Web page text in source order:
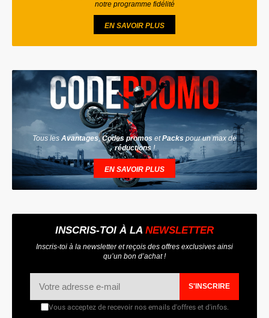
notre programme fidélité
EN SAVOIR PLUS
Tous les Avantages,Codes promos etPacks pour un max de
réductions !
EN SAVOIR PLUS
INSCRIS-TOI À LA NEWSLETTER
Inscris-toi à la newsletter et reçois des offres exclusives ainsi
qu’un bon d’achat !
S'INSCRIRE
Vous acceptez de recevoir nos emails d'offres et d'infos.